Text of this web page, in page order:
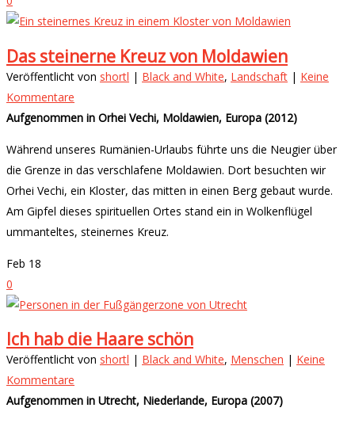
Das steinerne Kreuz von Moldawien
Veröffentlicht von shortl | Black and White, Landschaft | Keine
Kommentare
Aufgenommen in Orhei Vechi, Moldawien, Europa (2012)
Während unseres Rumänien-Urlaubs führte uns die Neugier über
die Grenze in das verschlafene Moldawien. Dort besuchten wir
Orhei Vechi, ein Kloster, das mitten in einen Berg gebaut wurde.
Am Gipfel dieses spirituellen Ortes stand ein in Wolkenflügel
ummanteltes, steinernes Kreuz.
Feb 18
0
Ich hab die Haare schön
Veröffentlicht von shortl | Black and White, Menschen | Keine
Kommentare
Aufgenommen in Utrecht, Niederlande, Europa (2007)